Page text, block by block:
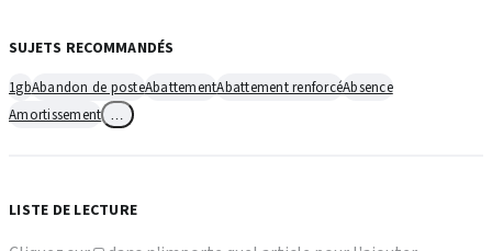
SUJETS RECOMMANDÉS
1gbAbandon de posteAbattementAbattement renforcéAbsence
Amortissement
LISTE DE LECTURE